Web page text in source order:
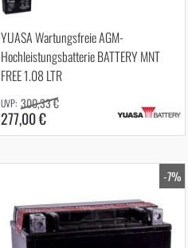
YUASA Wartungsfreie AGM-
Hochleistungsbatterie BATTERY MNT
FREE 1.08 LTR
277,00 €
300,33 €
-7%